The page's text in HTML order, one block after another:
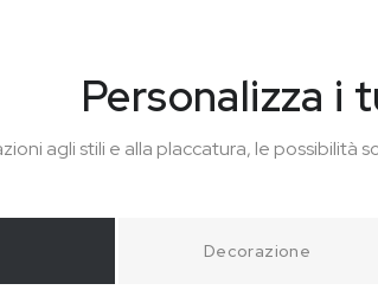
Personalizza i
agli stili e alla placcatura, le possibilità
Decorazione